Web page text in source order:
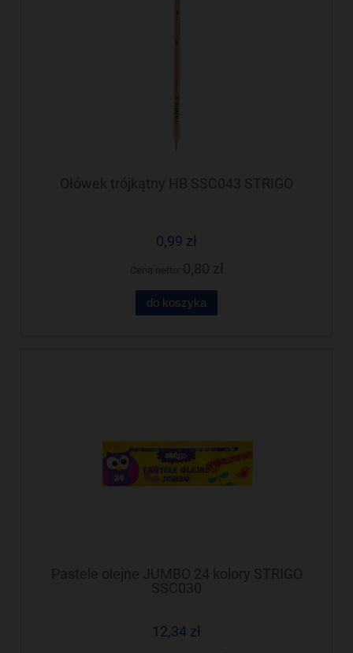
Ołówek trójkątny HB SSC043 STRIGO
0,99 zł
do koszyka
Pastele olejne JUMBO 24 kolory STRIGO
SSC030
12,34 zł